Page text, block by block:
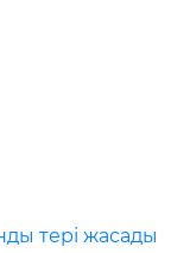
тері жасады